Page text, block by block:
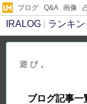
ブログ Q&A| 画像
IRALOG ランキン
遊 び 。
ブログ記事一